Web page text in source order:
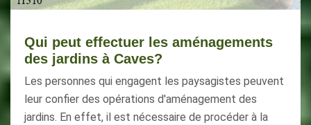
Qui peut effectuer les aménagements
des jardins à Caves?
Les personnes qui engagent les paysagistes peuvent
leur confier des opérations d'aménagement des
jardins. En effet, il est nécessaire de procéder à la